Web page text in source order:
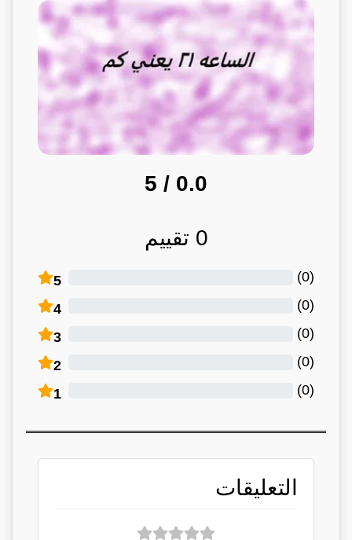
0.0
/ 5
0 تقييم
5 (
0
)
4 (
0
)
3 (
0
)
2 (
0
)
1 (
0
)
التعليقات